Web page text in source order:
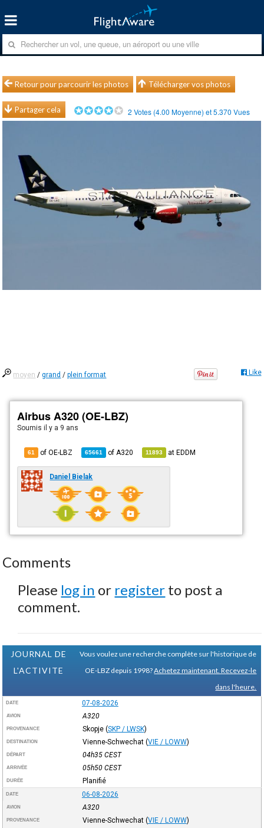
Retour pour parcourir les photos Télécharger vos photos
Partager cela 2 Votes (4.00 Moyenne) et5.370 Vues
moyen /grand /plein format Like
Airbus A320 (OE-LBZ)
Soumisil y a 9 ans
61 of OE-LBZ 65661 of A320 11893 atEDDM
Daniel Bielak
Comments
Please log in or register to post a
comment.
JOURNAL DE
L'ACTIVITE
Vous voulez une recherche complète sur l'historique de
OE-LBZ depuis 1998?Achetez maintenant. Recevez-le
dans l'heure.
DATE 07-08-2026
AVION A320
PROVENANCE Skopje (SKP / LWSK)
DESTINATION Vienne-Schwechat (VIE / LOWW)
DÉPART 04h35 CEST
ARRIVÉE 05h50 CEST
DURÉE Planifié
DATE 06-08-2026
AVION A320
PROVENANCE Vienne-Schwechat (VIE / LOWW)